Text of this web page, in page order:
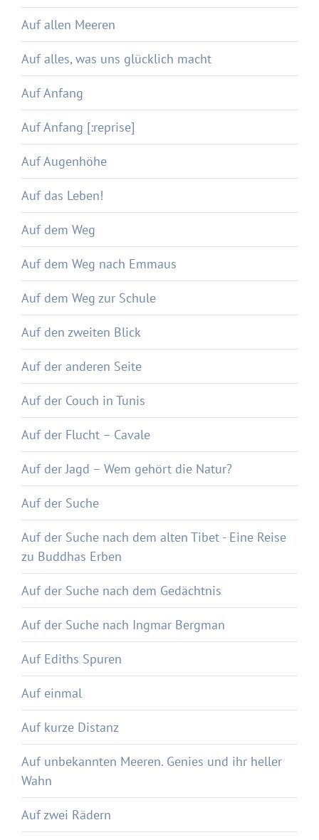
Auf allen Meeren
Auf alles, was uns glücklich macht
Auf Anfang
Auf Anfang [:reprise]
Auf Augenhöhe
Auf das Leben!
Auf dem Weg
Auf dem Weg nach Emmaus
Auf dem Weg zur Schule
Auf den zweiten Blick
Auf der anderen Seite
Auf der Couch in Tunis
Auf der Flucht – Cavale
Auf der Jagd – Wem gehört die Natur?
Auf der Suche
Auf der Suche nach dem alten Tibet - Eine Reise
zu Buddhas Erben
Auf der Suche nach dem Gedächtnis
Auf der Suche nach Ingmar Bergman
Auf Ediths Spuren
Auf einmal
Auf kurze Distanz
Auf unbekannten Meeren. Genies und ihr heller
Wahn
Auf zwei Rädern